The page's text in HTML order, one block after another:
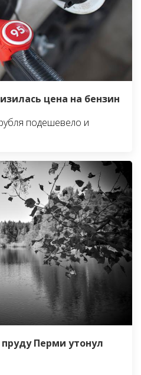
цена на бензин
подешевело и
Перми утонул